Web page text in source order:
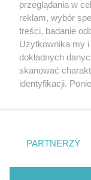
Gruzin
Wróć do
Gruzin z
Orzegowskiej
Nie zapomnij
zapoznać się z:
Twojemiasto
Piekary Śląskie
Chorzów
Tarnowskie Góry
Gliwice
przeglądania w
reklam, wybór
treści, badanie
Użytkownika my
dokładnych
skanować
identyfikacji.
prywatności
. Niektóre
zgody
takiemu
PARTNERZY